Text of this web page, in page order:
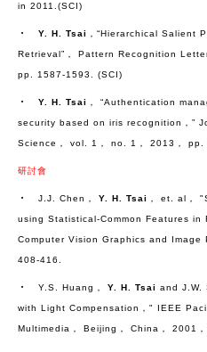
in 2011.(SCI)
‧ Y. H. Tsai ，“Hierarchical Salient
Retrieval”， Pattern Recognition
pp. 1587-1593. (SCI)
‧ Y. H. Tsai ， “Authentication
security based on iris recognition，”
Science， vol. 1， no. 1， 2013， pp.
研討會
‧ J.J. Chen， Y. H. Tsai ， et. al，
using Statistical-Common Features in
Computer Vision Graphics and Image
408-416.
‧ Y.S. Huang， Y. H. Tsai and J.W.
with Light Compensation，" IEEE
Multimedia， Beijing， China， 2001